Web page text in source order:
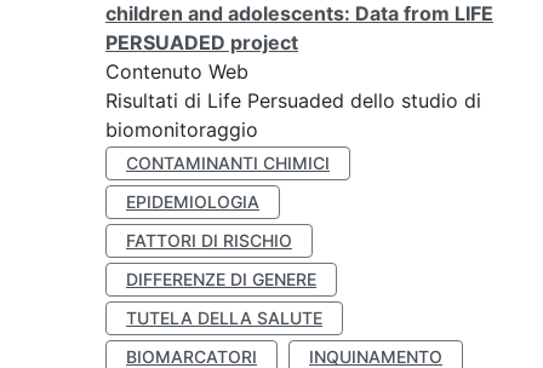
children and adolescents: Data from LIFE
PERSUADED project
Contenuto Web
Risultati di Life Persuaded dello studio di
biomonitoraggio
CONTAMINANTI CHIMICI
EPIDEMIOLOGIA
FATTORI DI RISCHIO
DIFFERENZE DI GENERE
TUTELA DELLA SALUTE
BIOMARCATORI
INQUINAMENTO